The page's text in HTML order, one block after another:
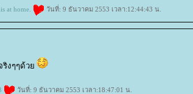
at home. วันที่: 9 ธันวาคม 2553 เวลา:12:44:43 น.
ริงๆๆด้ว
วันที่: 9 ธันวาคม 2553 เวลา:18:47:01 น.